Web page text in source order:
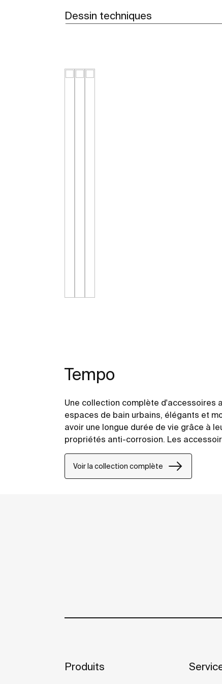
Dessin techniques
Tempo
Une collection complète d'accessoires
espaces de bain urbains, élégants et
avoir une longue durée de vie grâce à
propriétés anti-corrosion. Les
fixés avec des vis. Un kit d'installation
Voir la collection complète
Produits